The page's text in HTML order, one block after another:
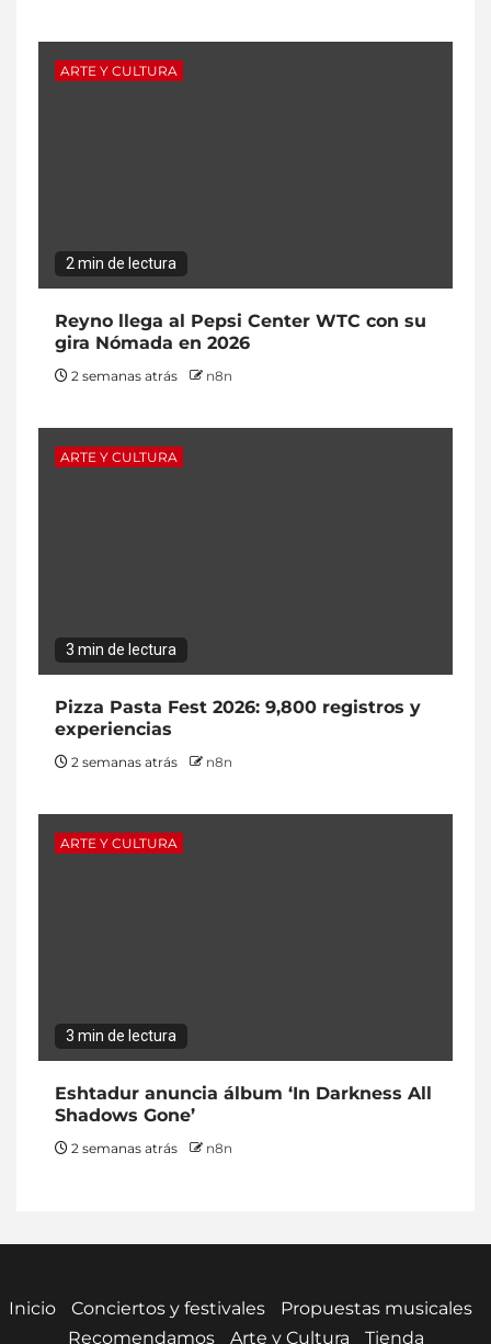
ARTE Y CULTURA
2 min de lectura
Reyno llega al Pepsi Center WTC con su
gira Nómada en 2026
2 semanas atrás n8n
ARTE Y CULTURA
3 min de lectura
Pizza Pasta Fest 2026: 9,800 registros y
experiencias
2 semanas atrás n8n
ARTE Y CULTURA
3 min de lectura
Eshtadur anuncia álbum ‘In Darkness All
Shadows Gone’
2 semanas atrás n8n
Inicio Conciertos y festivales
Propuestas musicales
Recomendamos
Arte y Cultura Tienda